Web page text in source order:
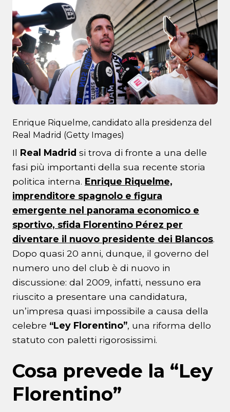
Enrique Riquelme, candidato alla presidenza del
Real Madrid (Getty Images)
Il Real Madrid si trova di fronte a una delle
fasi più importanti della sua recente storia
politica interna. Enrique Riquelme,
imprenditore spagnolo e figura
emergente nel panorama economico e
sportivo, sfida Florentino Pérez per
diventare il nuovo presidente dei Blancos.
Dopo quasi 20 anni, dunque, il governo del
numero uno del club è di nuovo in
discussione: dal 2009, infatti, nessuno era
riuscito a presentare una candidatura,
un’impresa quasi impossibile a causa della
celebre “Ley Florentino”, una riforma dello
statuto con paletti rigorosissimi.
Cosa prevede la “Ley
Florentino”